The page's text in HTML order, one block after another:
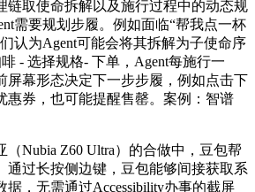
取使命拆解以及施行过程中的动态规
需要规划步履。例如面临“帮我点一杯
认为Agent可能会将其拆解为子使命序
- 选择规格- 下单，Agent每施行一
屏幕形态决定下一步步履，例如点击下
惠券，也可能提醒售罄。案例：智谱
Nubia Z60 Ultra）的合做中，豆包帮
通过长按侧边键，豆包能够间接获取系
据，无需通过Accessibility办事的截屏